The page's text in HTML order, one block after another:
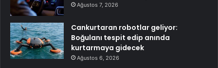
Ağustos 7, 2026
Cankurtaran robotlar geliyor:
Boğulanı tespit edip anında
kurtarmaya gidecek
Ağustos 6, 2026